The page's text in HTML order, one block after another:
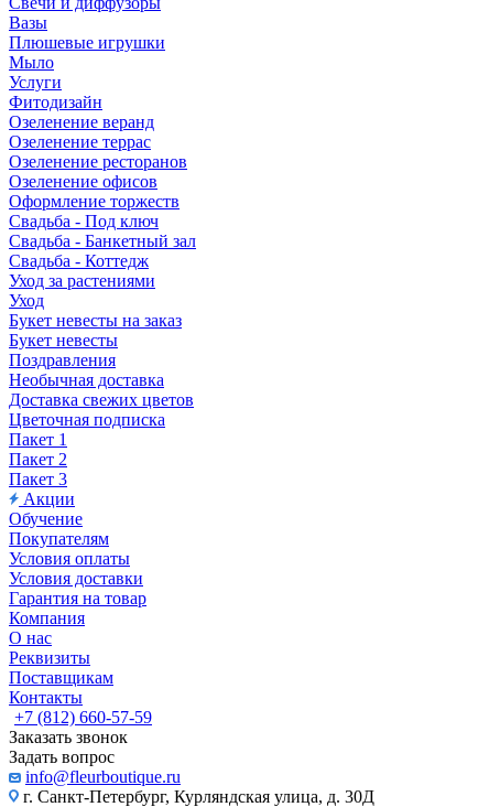
Вазы
Плюшевые игрушки
Мыло
Услуги
Фитодизайн
Озеленение веранд
Озеленение террас
Озеленение ресторанов
Озеленение офисов
Оформление торжеств
Свадьба - Под ключ
Свадьба - Банкетный зал
Свадьба - Коттедж
Уход за растениями
Уход
Букет невесты на заказ
Букет невесты
Поздравления
Необычная доставка
Доставка свежих цветов
Цветочная подписка
Пакет 1
Пакет 2
Пакет 3
Акции
Обучение
Покупателям
Условия оплаты
Условия доставки
Гарантия на товар
Компания
О нас
Реквизиты
Поставщикам
Контакты
+7 (812) 660-57-59
Заказать звонок
Задать вопрос
info@fleurboutique.ru
г. Санкт-Петербург, Курляндская улица, д. 30Д